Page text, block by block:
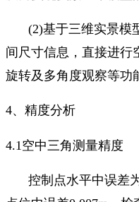
(2)基于三维实景模
间尺寸信息，直接进行
旋转及多角度观察等功
4、精度分析
4.1 空中三角测量精度
控制点水平中误差